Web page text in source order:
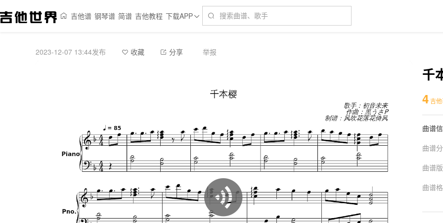
吉他谱 钢琴谱 简谱 吉他教程 下载APP
2023-12-07 13:44发布 收藏 分享 举报
千
4吉
曲谱
曲谱
曲谱
曲谱